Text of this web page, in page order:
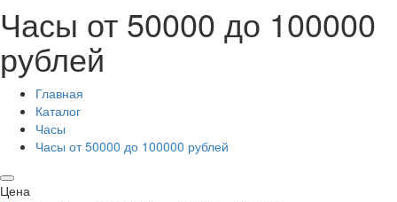
Часы от 50000 до 100000
рублей
Главная
Каталог
Часы
Часы от 50000 до 100000 рублей
Цена